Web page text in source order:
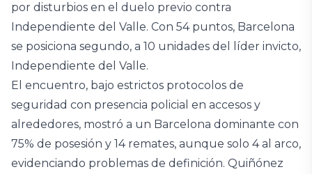
por disturbios en el duelo previo contra
Independiente del Valle. Con 54 puntos, Barcelona
se posiciona segundo, a 10 unidades del líder invicto,
Independiente del Valle.
El encuentro, bajo estrictos protocolos de
seguridad con presencia policial en accesos y
alrededores, mostró a un Barcelona dominante con
75% de posesión y 14 remates, aunque solo 4 al arco,
evidenciando problemas de definición. Quiñónez